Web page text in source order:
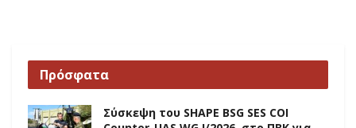
Πρόσφατα
Σύσκεψη του SHAPE BSG SES COI